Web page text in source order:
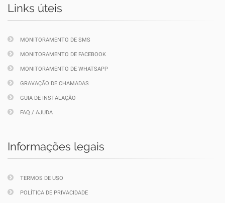
Links úteis
MONITORAMENTO DE SMS
MONITORAMENTO DE FACEBOOK
MONITORAMENTO DE WHATSAPP
GRAVAÇÃO DE CHAMADAS
GUIA DE INSTALAÇÃO
FAQ / AJUDA
Informações legais
TERMOS DE USO
POLÍTICA DE PRIVACIDADE